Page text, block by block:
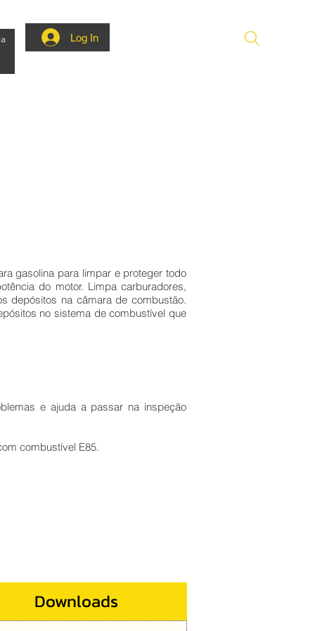
Log In
gasolina para limpar e proteger todo
do motor. Limpa carburadores,
depósitos na câmara de combustão.
no sistema de combustível que
e ajuda a passar na inspeção
combustível E85.
Downloads